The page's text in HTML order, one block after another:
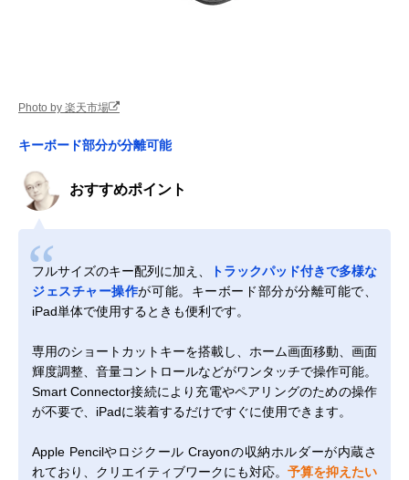
Photo by 楽天市場
キーボード部分が分離可能
おすすめポイント
フルサイズのキー配列に加え、
トラックパッド付きで多様な
ジェスチャー操作が可能。キーボード部分が分離可能で、
iPad単体で使用するときも便利です。
専用のショートカットキーを搭載し、ホーム画面移動、画面
輝度調整、音量コントロールなどがワンタッチで操作可能。
Smart Connector接続により充電やペアリングのための操作
が不要で、iPadに装着するだけですぐに使用できます。
Apple Pencilやロジクール Crayonの収納ホルダーが内蔵さ
れており、クリエイティブワークにも対応。 予算を抑えたい